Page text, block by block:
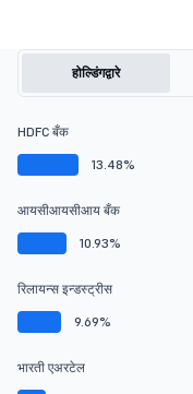
होल्डिंगद्वारे
HDFC बँक
13.48%
आयसीआयसीआय बँक
10.93%
रिलायन्स इन्डस्ट्रीस
9.69%
भारती एअरटेल